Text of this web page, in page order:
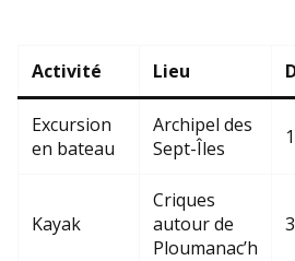
Activité Lieu
Excursion
en bateau
Archipel des
Sept-Îles
Kayak
Criques
autour de
Ploumanac’h